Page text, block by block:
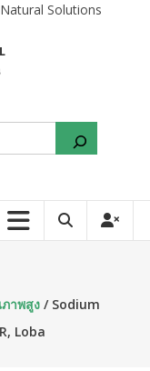
Solutions
าพสูง / Sodium
Loba